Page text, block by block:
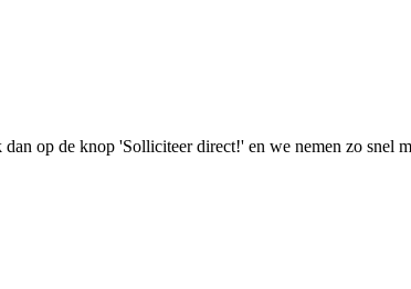
op de knop 'Solliciteer direct!' en we nemen zo snel